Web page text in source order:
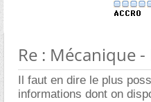
Re : Mécanique
Il faut en dire le plus
informations dont on